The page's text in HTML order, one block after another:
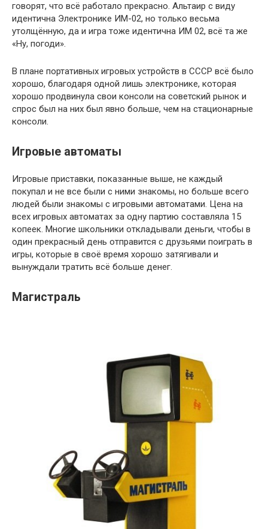
говорят, что всё работало прекрасно. Альтаир с виду
идентична Электронике ИМ-02, но только весьма
утолщённую, да и игра тоже идентична ИМ 02, всё та же
«Ну, погоди».
В плане портативных игровых устройств в СССР всё было
хорошо, благодаря одной лишь электронике, которая
хорошо продвинула свои консоли на советский рынок и
спрос был на них был явно больше, чем на стационарные
консоли.
Игровые автоматы
Игровые приставки, показанные выше, не каждый
покупал и не все были с ними знакомы, но больше всего
людей были знакомы с игровыми автоматами. Цена на
всех игровых автоматах за одну партию составляла 15
копеек. Многие школьники откладывали деньги, чтобы в
один прекрасный день отправится с друзьями поиграть в
игры, которые в своё время хорошо затягивали и
вынуждали тратить всё больше денег.
Магистраль